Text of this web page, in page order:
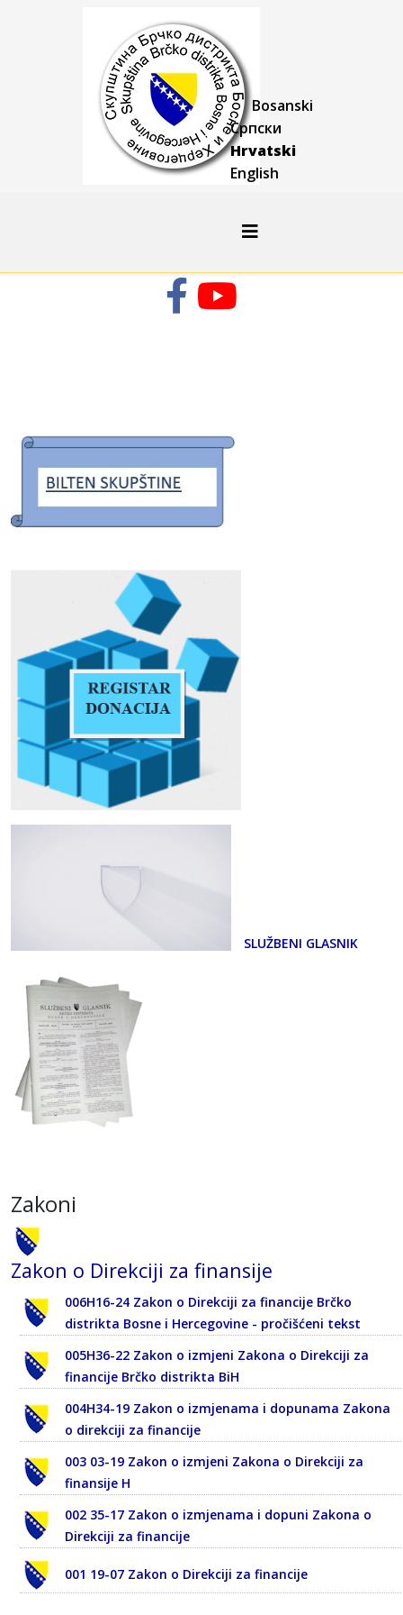
Bosanski
Српски
Hrvatski
English
SLUŽBENI GLASNIK
Zakoni
Zakon o Direkciji za finansije
006H16-24 Zakon o Direkciji za financije Brčko
distrikta Bosne i Hercegovine - pročišćeni tekst
005H36-22 Zakon o izmjeni Zakona o Direkciji za
financije Brčko distrikta BiH
004H34-19 Zakon o izmjenama i dopunama Zakona
o direkciji za financije
003 03-19 Zakon o izmjeni Zakona o Direkciji za
finansije H
002 35-17 Zakon o izmjenama i dopuni Zakona o
Direkciji za financije
001 19-07 Zakon o Direkciji za financije